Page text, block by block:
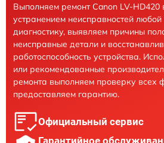
Выполняем ремонт Canon LV-HD420
устранением неисправностей
диагностику, выявляем причины
неисправные детали и
работоспособность устройства.
или рекомендованные
ремонта выполняем проверку всех
предоставляем гарантию.
Официальный сервис
Гарантийное